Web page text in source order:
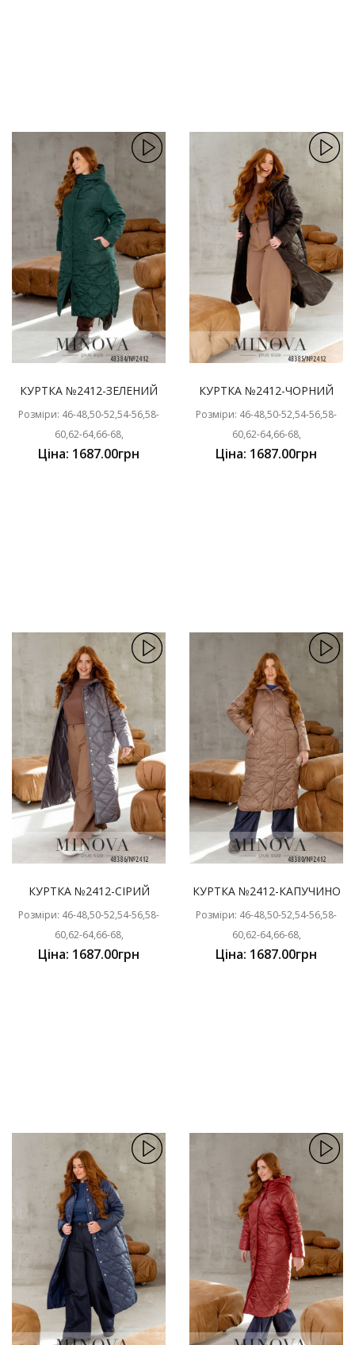
КУРТКА №2412-ЗЕЛЕНИЙ
Розміри: 46-48,50-52,54-56,58-
60,62-64,66-68,
Ціна: 1687.00грн
КУРТКА №2412-ЧОРНИЙ
Розміри: 46-48,50-52,54-56,58-
60,62-64,66-68,
Ціна: 1687.00грн
КУРТКА №2412-СІРИЙ
Розміри: 46-48,50-52,54-56,58-
60,62-64,66-68,
Ціна: 1687.00грн
КУРТКА №2412-КАПУЧИНО
Розміри: 46-48,50-52,54-56,58-
60,62-64,66-68,
Ціна: 1687.00грн